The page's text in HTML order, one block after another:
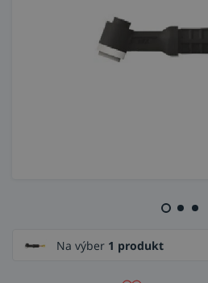
Na výber 1 produkt